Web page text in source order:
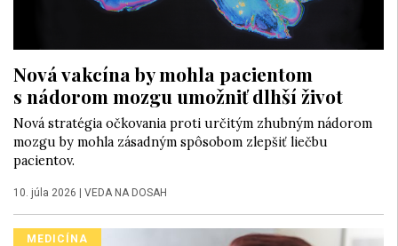
Nová vakcína by mohla pacientom
s nádorom mozgu umožniť dlhší život
Nová stratégia očkovania proti určitým zhubným nádorom
mozgu by mohla zásadným spôsobom zlepšiť liečbu
pacientov.
10. júla 2026 | VEDA NA DOSAH
MEDICÍNA